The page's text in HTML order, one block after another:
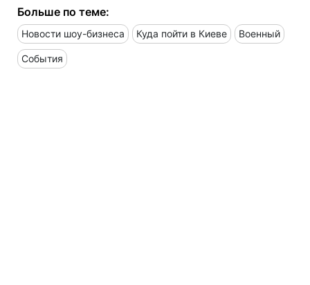
Больше по теме:
Новости шоу-бизнеса Куда пойти в Киеве Военный
События